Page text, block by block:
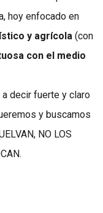
hoy enfocado en
y agrícola (con
con el medio
decir fuerte y claro
y buscamos
NO LOS